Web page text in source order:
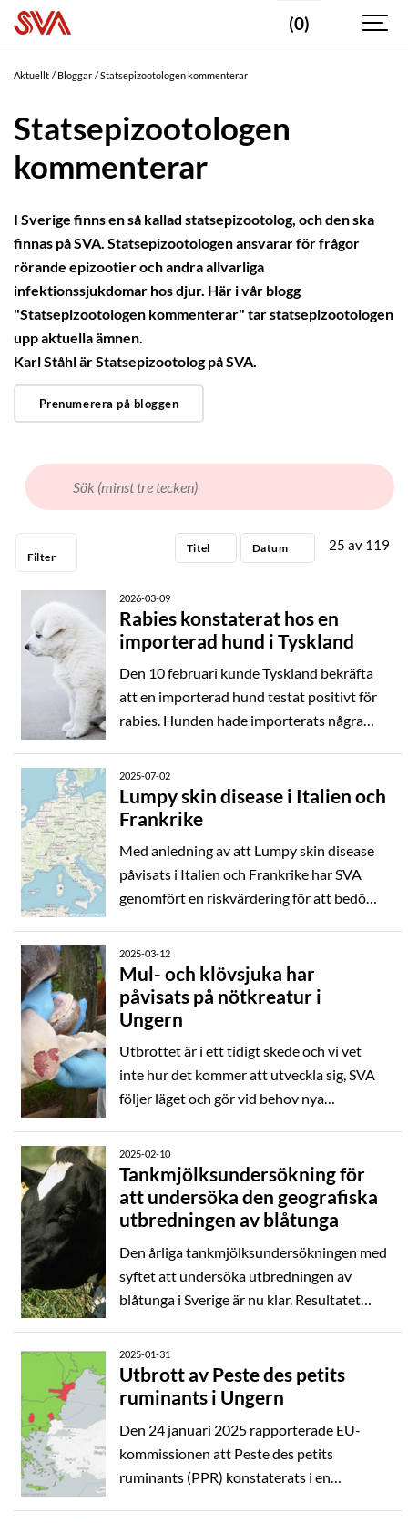
(0)
Aktuellt Bloggar Statsepizootologen kommenterar
Statsepizootologen
kommenterar
I Sverige finns en så kallad statsepizootolog, och den ska
finnas på SVA. Statsepizootologen ansvarar för frågor
rörande epizootier och andra allvarliga
infektionssjukdomar hos djur. Här i vår blogg
"Statsepizootologen kommenterar" tar statsepizootologen
upp aktuella ämnen.
Karl Ståhl är Statsepizootolog på SVA.
Prenumerera på bloggen
Filter
Titel Datum 25 av 119
SMITTA
DJURSLAG
2024
2023
2021
2020
2018
2017
2016
2014
2013
2026-03-09
Rabies konstaterat hos en
importerad hund i Tyskland
Den 10 februari kunde Tyskland bekräfta
att en importerad hund testat positivt för
rabies. Hunden hade importerats några
flera länder i Europa. Tyskland är, precis
som Sverige, ett land som klassas som
rabies hos hund var 2021.
2025-07-02
Lumpy skin disease i Italien och
Frankrike
Med anledning av att Lumpy skin disease
påvisats i Italien och Frankrike har SVA
genomfört en riskvärdering för att bedöma
bedöms risken som försumbar. Italien och
Frankrike har vidtagit åtgärder för att
förhindra vidare spridning. Beroende på
riskvärderingar behöva genomföras.
2025-03-12
Mul- och klövsjuka har
påvisats på nötkreatur i
Ungern
Utbrottet är i ett tidigt skede och vi vet
inte hur det kommer att utveckla sig, SVA
följer läget och gör vid behov nya
några månaders mellanrum är ett
observandum. Utbrotten har inte en
gemensam smittkälla, men för båda är det
landet och till besättningarna.
2025-02-10
Tankmjölksundersökning för
att undersöka den geografiska
utbredningen av blåtunga
Den årliga tankmjölksundersökningen med
syftet att undersöka utbredningen av
blåtunga i Sverige är nu klar. Resultatet
sjukdomen under hela säsongen då det är
antikroppsförekomst som mäts, det vill
säga inte aktiv infektion. Utifrån resultatet
hösten spridits i hela sydvästra Sverige,
både längs kust- och i inlandet och att
Halland och Skåne län utmärker sig med
hög andel provtagna besättningar med
2025-01-31
Utbrott av Peste des petits
ruminants i Ungern
Den 24 januari 2025 rapporterade EU-
kommissionen att Peste des petits
ruminants (PPR) konstaterats i en